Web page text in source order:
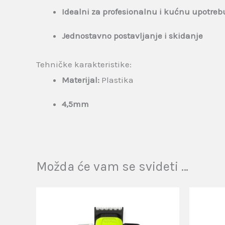
Idealni za profesionalnu i kućnu
Jednostavno postavljanje i skidanje
Tehničke karakteristike:
Materijal: Plastika
4,5mm
Možda će vam se svideti …